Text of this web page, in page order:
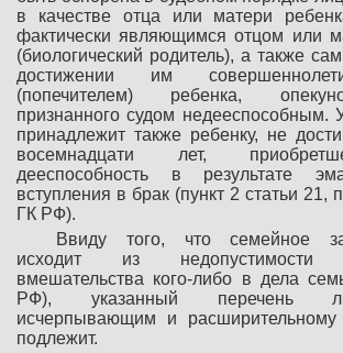
в качестве отца или матери
фактически являющимся отцом или
(биологический родитель), а также
достижении им
(попечителем) ребенка,
признанного судом недееспособным.
принадлежит также ребенку, не
восемнадцати лет,
дееспособность в результате
вступления в брак (пункт 2 статьи 21,
ГК РФ).
Ввиду того, что семейное
исходит из недопустимости
вмешательства кого-либо в дела
РФ), указанный перечень
исчерпывающим и
подлежит.